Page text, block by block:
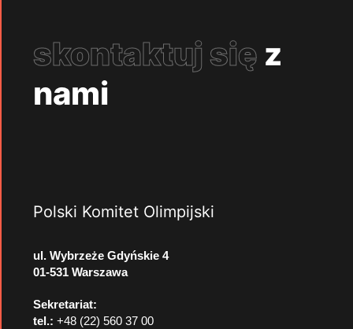
skontaktuj się z
nami
Polski Komitet Olimpijski
ul. Wybrzeże Gdyńskie 4
01-531 Warszawa
Sekretariat:
tel.: +48 (22) 560 37 00